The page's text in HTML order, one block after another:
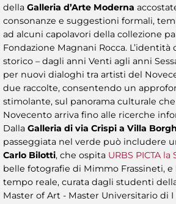
della Galleria d’Arte Moderna
consonanze e suggestioni formali,
ad alcuni capolavori della collezione
Fondazione Magnani Rocca.
storico – dagli anni Venti agli anni
per nuovi dialoghi tra artisti del
due raccolte, consentendo un
stimolante, sul panorama culturale
Novecento arriva fino alle ricerche
Dalla Galleria di via Crispi a Villa
passeggiata nel verde può includere
Carlo Bilotti, che ospita URBS PICTA
belle fotografie di Mimmo Frassineti, e
tempo reale, curata dagli studenti
Master of Art - Master Universitario di